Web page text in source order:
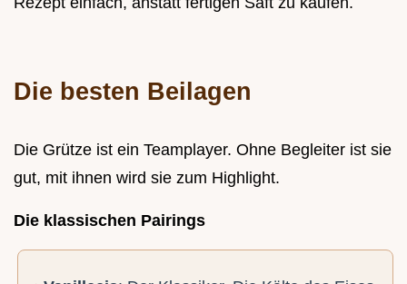
Die besten Beilagen
Die Grütze ist ein Teamplayer. Ohne Begleiter ist sie
gut, mit ihnen wird sie zum Highlight.
Die klassischen Pairings